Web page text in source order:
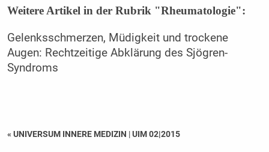
Weitere Artikel in der Rubrik "Rheumatologie":
Gelenksschmerzen, Müdigkeit und trockene
Augen: Rechtzeitige Abklärung des Sjögren-
Syndroms
« UNIVERSUM INNERE MEDIZIN |UIM 02|2015